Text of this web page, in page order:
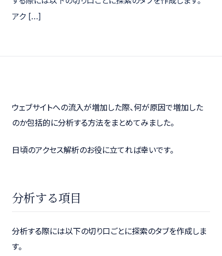
アク […]
ウェブサイトへの流入が増加した際、何が原因で増加した
のか包括的に分析する方法をまとめてみました。
日頃のアクセス解析のお役に立てれば幸いです。
分析する項目
分析する際には以下の切り口ごとに探索のタブを作成しま
す。